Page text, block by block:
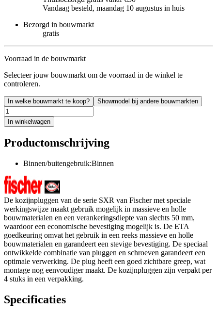
Vandaag besteld, maandag 10 augustus in huis
Bezorgd in bouwmarkt
gratis
Voorraad in de bouwmarkt
Selecteer jouw bouwmarkt om de voorraad in de winkel te
controleren.
In welke bouwmarkt te koop? Showmodel bij andere bouwmarkten
In winkelwagen
Productomschrijving
Binnen/buitengebruik:Binnen
De kozijnpluggen van de serie SXR van Fischer met speciale
werkingswijze maakt gebruik mogelijk in massieve en holle
bouwmaterialen en een verankeringsdiepte van slechts 50 mm,
waardoor een economische bevestiging mogelijk is. De ETA
goedkeuring omvat het gebruik in een reeks massieve en holle
bouwmaterialen en garandeert een stevige bevestiging. De speciaal
ontwikkelde combinatie van pluggen en schroeven garandeert een
optimale verwerking. De plug heeft een goed zichtbare greep, wat
montage nog eenvoudiger maakt. De kozijnpluggen zijn verpakt per
4 stuks in een verpakking.
Specificaties